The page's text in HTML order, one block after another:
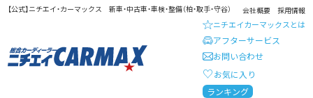
【公式】ニチエイ・カーマックス 新車・中古車・車検・整備（柏・取手・守谷） 会社概要 採用情報
総合カーディーラー ニチエイ・
ニチエイカーマックスとは
アフターサービス
お問い合わせ
お気に入り
ランキング